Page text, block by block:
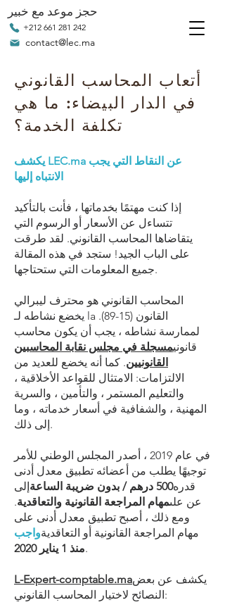
+212 661 281 242
contact@lec.ma
حجز موعد مع خبير
أتعاب المحاسب القانوني
في الدار البيضاء: ما هي
يكشف LEC.ma عن النقاط التي يجب
إذا كنت مهتمًا بخدماتها ، فأنت بالتأكيد
تتساءل عن الأسعار أو الرسوم التي
يتقاضاها المحاسب القانوني. لقد طرقت
على الباب الجيد! ستجد في هذه المقالة
جميع المعلومات التي ستحتاجها.
المحاسب القانوني هو محترف ليبرالي
يخضع نشاطه لـ la
القانون (15-89)
.
لممارسة نشاطه ، يجب أن يكون محاسب
قانونيمسجلة في مجلس نقابة المحاسبين
القانونيين. كما أنه يخضع للعديد من
الالتزامات: الامتثال للقواعد الأخلاقية ،
والتعليم المستمر ، والتأمين ، والسرية
المهنية ، والشفافية في أسعار خدماته ، وما
إلى ذلك.
في عام 2019 ، أصدر المجلس الوطني للأمر
توجيهًا يطلب من أعضائه تطبيق معدل أدنى
قدره500 درهم / بدون ضريبة الساعة
إلى
عن علىمهام المراجعة القانونية والتعاقدية.
ومع ذلك ، أصبح تطبيق معدل أدنى على
مهام المراجعة القانونية أو التعاقديةواجب
منذ 1 يناير 2020.
L-Expert-comptable.maيكشف عن بعض
النصائح لاختيار المحاسب القانوني: